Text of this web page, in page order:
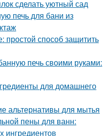
сделать уютный сад
печь для бани из
простой способ защитить
печь своими руками:
для домашнего
альтернативы для мытья
пены для ванн:
ингредиентов